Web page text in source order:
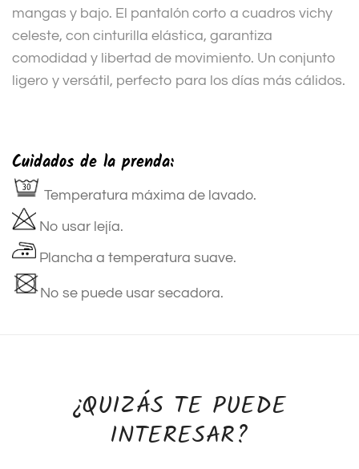
mangas y bajo. El pantalón corto a cuadros vichy
celeste, con cinturilla elástica, garantiza
comodidad y libertad de movimiento. Un conjunto
ligero y versátil, perfecto para los días más cálidos.
Cuidados de la prenda:
Temperatura máxima de lavado.
No usar lejía.
Plancha a temperatura suave.
No se puede usar secadora.
¿QUIZÁS TE PUEDE
INTERESAR?